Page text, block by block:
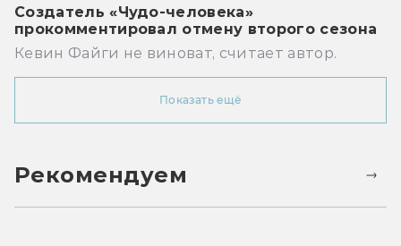
Создатель «Чудо-человека»
прокомментировал отмену второго сезона
Кевин Файги не виноват, считает автор.
Показать ещё
Рекомендуем